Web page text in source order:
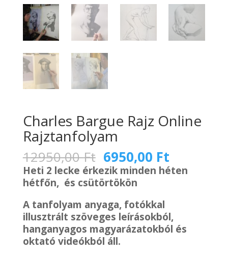
Charles Bargue Rajz Online
Rajztanfolyam
12950,00Ft Original
price
was:
6950,00 FtCurrent
price
Heti 2 lecke érkezik minden héten
hétfőn, és csütörtökön
A tanfolyam anyaga, fotókkal
illusztrált szöveges leírásokból,
hanganyagos magyarázatokból és
oktató videókból áll.